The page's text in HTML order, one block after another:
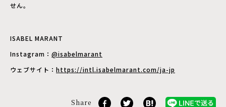
せん。
ISABEL MARANT
Instagram： @isabelmarant
ウェブサイト： https://intl.isabelmarant.com/ja-jp
Share